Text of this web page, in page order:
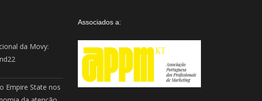
da Movy:
Empire State nos
Associados a: